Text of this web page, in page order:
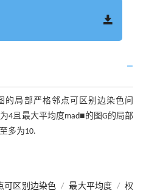
的局部严格邻点可区别边染色问
4且最大平均度mad■的图G的局部
多为10.
可区别边染色 / 最大平均度 / 权